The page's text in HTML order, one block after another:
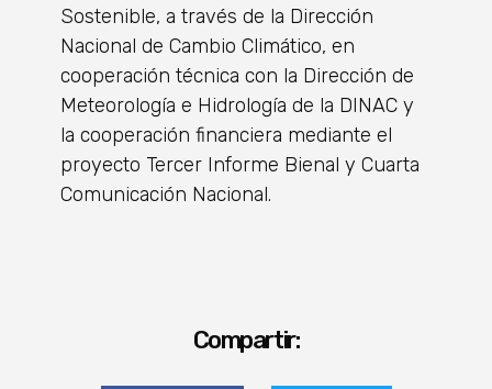
Sostenible, a través de la Dirección
Nacional de Cambio Climático, en
cooperación técnica con la Dirección de
Meteorología e Hidrología de la DINAC y
la cooperación financiera mediante el
proyecto Tercer Informe Bienal y Cuarta
Comunicación Nacional.
Compartir: